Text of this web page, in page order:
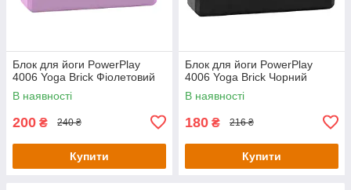
Блок для йоги PowerPlay
4006 Yoga Brick Фіолетовий
В наявності
200 ₴ 240 ₴
Купити
Блок для йоги PowerPlay
4006 Yoga Brick Чорний
В наявності
180 ₴ 216 ₴
Купити